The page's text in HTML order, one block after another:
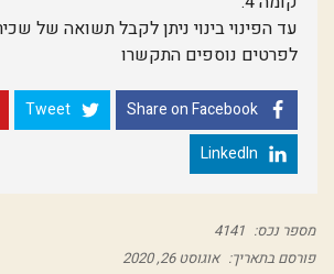
עד הפינוי בינוי ניתן לקבל תשואה של
לפרטים נוספים התקשרו
Share on Facebook
Tweet
LinkedIn
מספר נכס:
פורסם בתאריך: אוגוסט 26, 2020